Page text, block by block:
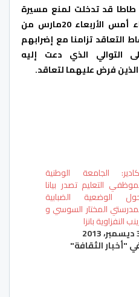
طاطا قد تدخلت لمنع مسيرة
خاضها أساتذة التعاقد مساء أمس الأربعاء 20مارس من
التعاقد تزامنا مع إضرابهم
التوالي الذي دعت إليه
فرض عليهما لتعاقد.
الجامعة الوطنية
التعليم تصدر بيانا
الوضعية الضبابية
المختار السوسي و
النفزاوية بانزا
2013
"أخبار الثقافة"